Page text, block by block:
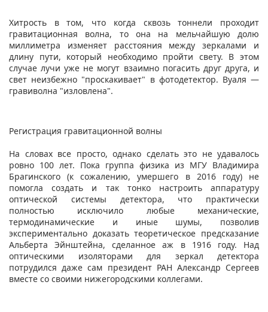
Хитрость в том, что когда сквозь тоннели проходит
гравитационная волна, то она на мельчайшую долю
миллиметра изменяет расстояния между зеркалами и
длину пути, который необходимо пройти свету. В этом
случае лучи уже не могут взаимно погасить друг друга, и
свет неизбежно "проскакивает" в фотодетектор. Вуаля —
гравиволна "изловлена".
Регистрация гравитационной волны
На словах все просто, однако сделать это не удавалось
ровно 100 лет. Пока группа физика из МГУ Владимира
Брагинского (к сожалению, умершего в 2016 году) не
помогла создать и так тонко настроить аппаратуру
оптической системы детектора, что практически
полностью исключило любые механические,
термодинамические и иные шумы, позволив
экспериментально доказать теоретическое предсказание
Альберта Эйнштейна, сделанное аж в 1916 году. Над
оптическими изоляторами для зеркал детектора
потрудился даже сам президент РАН Александр Сергеев
вместе со своими нижегородскими коллегами.